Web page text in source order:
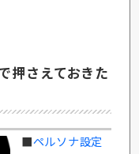
押さえておきた
■ペルソナ設定